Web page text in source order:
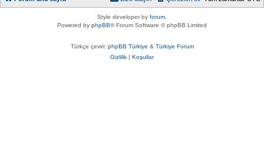
Style developer by forum
Powered by phpBB® Forum Software © phpBB Limited
Türkçe çeviri: phpBB Türkiye & Türkiye Forum
Gizlilik | Koşullar